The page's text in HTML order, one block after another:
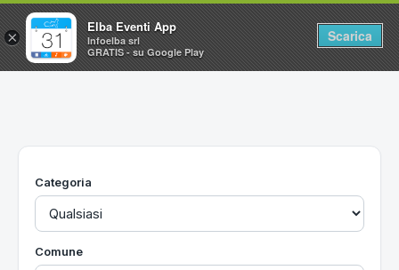
Home
Utilità
Categoria
Comune
×
Elba Eventi App
Infoelba srl
GRATIS - su Google Play
Scarica